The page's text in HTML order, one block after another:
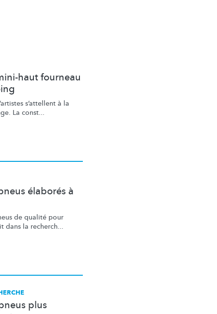
haut fourneau
s’attellent à la
La const...
élaborés à
de qualité pour
dans la recherch...
plus